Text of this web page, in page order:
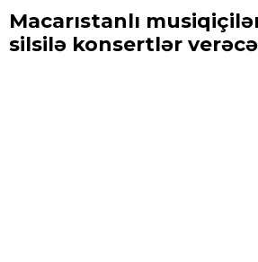
Macarıstanlı
silsilə konsertlər